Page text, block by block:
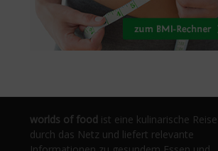
worlds of food ist eine kulinarische Reise
durch das Netz und liefert relevante